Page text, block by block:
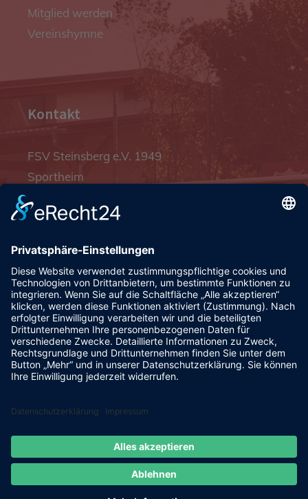
Mitglied werden
Vereinshymne
Kontakt
FSV Steinsberg e.V. 1949
Sportheim
93128 Steinsberg
pr@fsv-steinsberg.de
Social
Webmail Datenschutzerklärung
Impressum
internet-lokal.de